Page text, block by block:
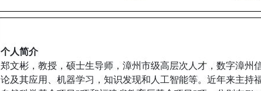
个人简介
郑文彬，教授，硕士生导师，漳州市级高层次人才，数字漳
论及其应用、机器学习，知识发现和人工智能等。近年来主